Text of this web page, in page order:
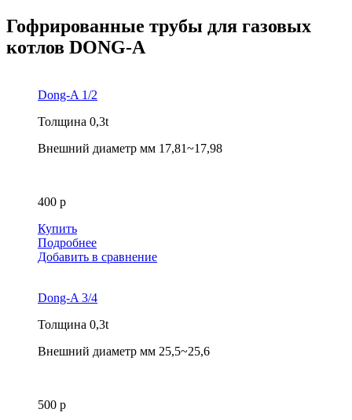
Гофрированные трубы для газовых
котлов DONG-A
Dong-A 1/2
Толщина 0,3t
Внешний диаметр мм 17,81~17,98
400 р
Купить
Подробнее
Добавить в сравнение
Dong-A 3/4
Толщина 0,3t
Внешний диаметр мм 25,5~25,6
500 р